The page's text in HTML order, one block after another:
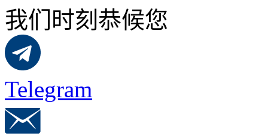
我们时刻恭候您
Telegram